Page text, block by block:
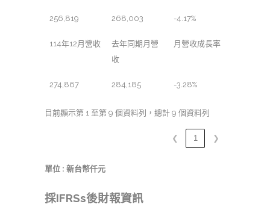
256,819 268,003 -4.17%
114年12月營收
去年同期月營
收
月營收成長率
274,867 284,185 -3.28%
目前顯示第 1 至第 9 個資料列，總計 9 個資料列
❮ 1 ❯
單位 : 新台幣仟元
採IFRSs後財報資訊